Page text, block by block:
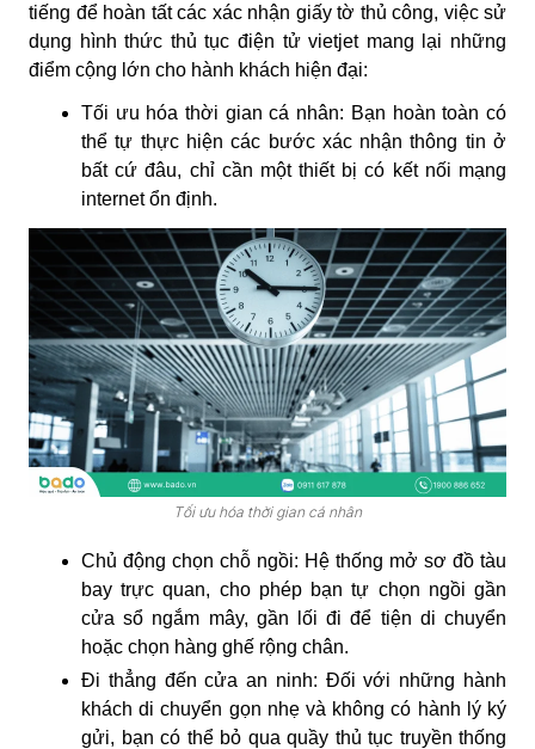
tiếng để hoàn tất các xác nhận giấy tờ thủ công, việc sử
dụng hình thức thủ tục điện tử vietjetmang lại những
điểm cộng lớn cho hành khách hiện đại:
Tối ưu hóa thời gian cá nhân: Bạn hoàn toàn có
thể tự thực hiện các bước xác nhận thông tin ở
bất cứ đâu, chỉ cần một thiết bị có kết nối mạng
internet ổn định.
Tối ưu hóa thời gian cá nhân
Chủ động chọn chỗ ngồi: Hệ thống mở sơ đồ tàu
bay trực quan, cho phép bạn tự chọn ngồi gần
cửa sổ ngắm mây, gần lối đi để tiện di chuyển
hoặc chọn hàng ghế rộng chân.
Đi thẳng đến cửa an ninh: Đối với những hành
khách di chuyển gọn nhẹ và không có hành lý ký
gửi, bạn có thể bỏ qua quầy thủ tục truyền thống